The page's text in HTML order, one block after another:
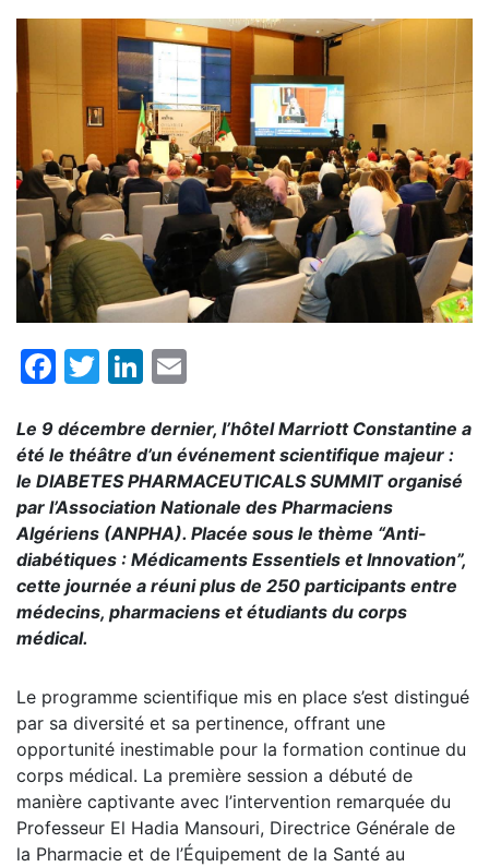
Facebook
TwitterLinkedIn
Le 9 décembre dernier, l’hôtel Marriott Constantine a
été le théâtre d’un événement scientifique majeur :
le DIABETES PHARMACEUTICALS SUMMIT organisé
par l’Association Nationale des Pharmaciens
Algériens (ANPHA). Placée sous le thème “Anti-
diabétiques : Médicaments Essentiels et Innovation”,
cette journée a réuni plus de 250 participants entre
médecins, pharmaciens et étudiants du corps
médical.
Le programme scientifique mis en place s’est distingué
par sa diversité et sa pertinence, offrant une
opportunité inestimable pour la formation continue du
corps médical. La première session a débuté de
manière captivante avec l’intervention remarquée du
Professeur El Hadia Mansouri, Directrice Générale de
la Pharmacie et de l’Équipement de la Santé au